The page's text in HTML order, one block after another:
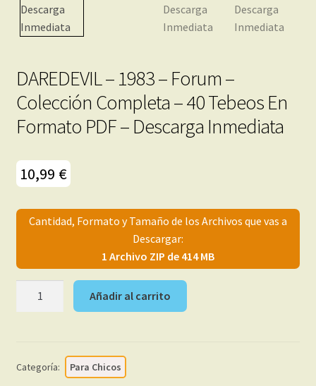
menú
hijo
Mi cuenta
DAREDEVIL – 1983 – Forum –
Colección Completa – 40 Tebeos En
Formato PDF – Descarga Inmediata
10,99 €
Cantidad, Formato y Tamaño de los Archivos que vas a
Descargar:
1 Archivo ZIP de 414 MB
Añadir al carrito
Categoría: Para Chicos